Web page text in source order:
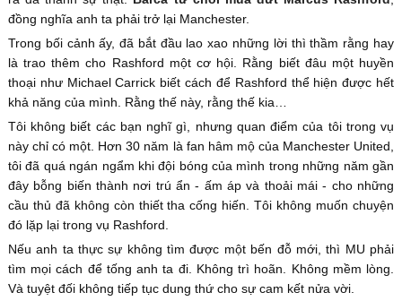
đồng nghĩa anh ta phải trở lại Manchester.
Trong bối cảnh ấy, đã bắt đầu lao xao những lời thì thầm rằng hay
là trao thêm cho Rashford một cơ hội. Rằng biết đâu một huyền
thoại như Michael Carrick biết cách để Rashford thể hiện được hết
khả năng của mình. Rằng thế này, rằng thế kia…
Tôi không biết các bạn nghĩ gì, nhưng quan điểm của tôi trong vụ
này chỉ có một. Hơn 30 năm là fan hâm mộ của Manchester United,
tôi đã quá ngán ngẩm khi đội bóng của mình trong những năm gần
đây bỗng biến thành nơi trú ẩn - ấm áp và thoải mái - cho những
cầu thủ đã không còn thiết tha cống hiến. Tôi không muốn chuyện
đó lặp lại trong vụ Rashford.
Nếu anh ta thực sự không tìm được một bến đỗ mới, thì MU phải
tìm mọi cách để tống anh ta đi. Không trì hoãn. Không mềm lòng.
Và tuyệt đối không tiếp tục dung thứ cho sự cam kết nửa vời.